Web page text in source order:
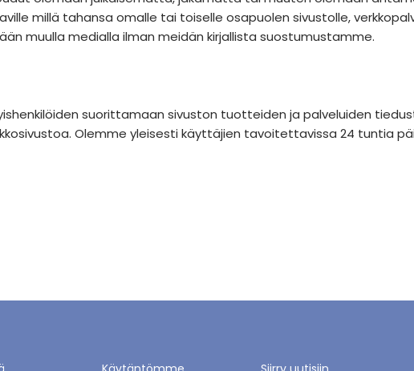
millä tahansa omalle tai toiselle osapuolen sivustolle,
muulla medialla ilman meidän kirjallista suostumustamme.
suorittamaan sivuston tuotteiden ja palveluiden
Olemme yleisesti käyttäjien tavoitettavissa 24 tuntia